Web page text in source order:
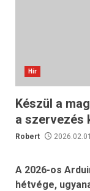
Hír
Készül a
a szervezés
Robert
A 2026-os
hétvége,